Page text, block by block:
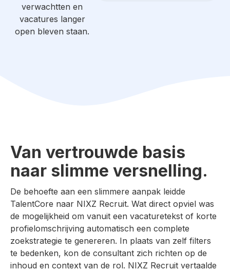
verwachtten en
vacatures langer
open bleven staan.
Van vertrouwde basis
naar slimme versnelling.
De behoefte aan een slimmere aanpak leidde
TalentCore naar NIXZ Recruit. Wat direct opviel was
de mogelijkheid om vanuit een vacaturetekst of korte
profielomschrijving automatisch een complete
zoekstrategie te genereren. In plaats van zelf filters
te bedenken, kon de consultant zich richten op de
inhoud en context van de rol. NIXZ Recruit vertaalde